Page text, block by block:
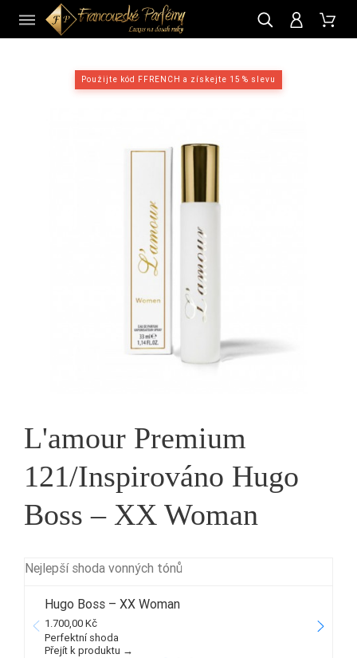
Použijte kód FFRENCH a získejte 15 % slevu
L'amour Premium
121/Inspirováno Hugo
Boss – XX Woman
Nejlepší shoda vonných tónů
Hugo Boss – XX Woman
1.700,00 Kč
Perfektní shoda
Přejít k produktu →
CZ